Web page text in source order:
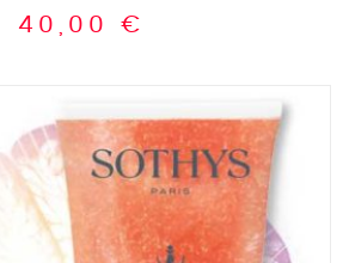
40,00 €